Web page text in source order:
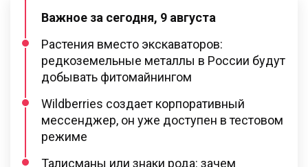
Важное за сегодня, 9 августа
Растения вместо экскаваторов:
редкоземельные металлы в России будут
добывать фитомайнингом
Wildberries создает корпоративный
мессенджер, он уже доступен в тестовом
режиме
Талисманы или знаки рода: зачем